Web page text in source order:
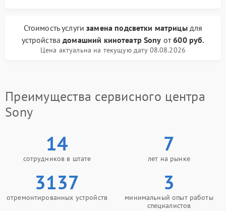
Стоимость услугизамена подсветки матрицыдля
устройствадомашний кинотеатр Sony от600 руб.
Цена актуальна на текущую дату 08.08.2026
Преимущества сервисного центра
Sony
14
сотрудников в штате
7
лет на рынке
3137
отремонтированных устройств
3
минимальный опыт работы
специалистов